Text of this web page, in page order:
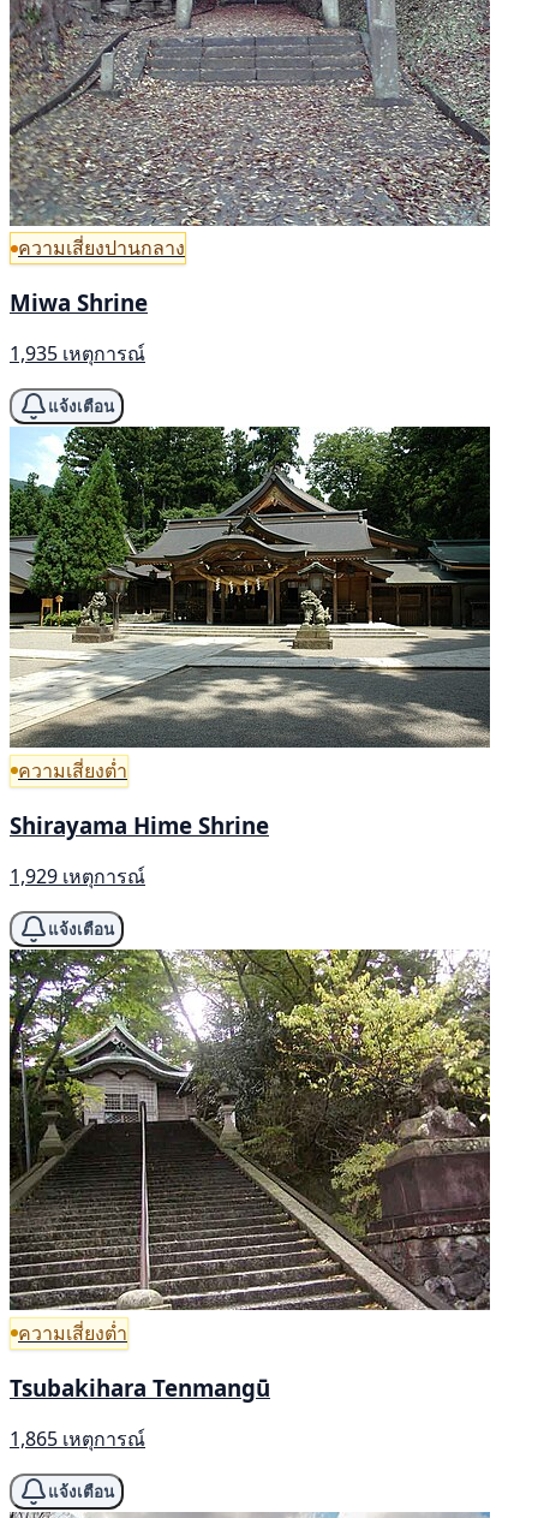
ความเสี่ยงปานกลาง
Miwa Shrine
1,935 เหตุการณ์
แจ้งเตือน
ความเสี่ยงต่ำ
Shirayama Hime Shrine
1,929 เหตุการณ์
แจ้งเตือน
ความเสี่ยงต่ำ
Tsubakihara Tenmangū
1,865 เหตุการณ์
แจ้งเตือน